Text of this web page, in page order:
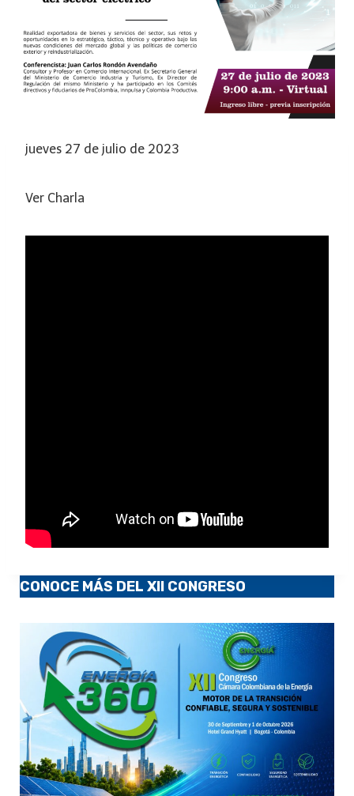
jueves 27 de julio de 2023
Ver Charla
CONOCE MÁS DEL XII CONGRESO